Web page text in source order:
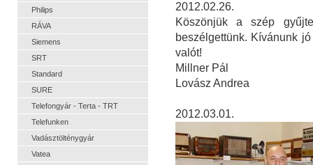
Philips
RÁVA
Siemens
SRT
Standard
SURE
Telefongyár - Terta - TRT
Telefunken
Vadásztölténygyár
Vatea
2012.02.26.
Köszönjük a szép
beszélgettünk. Kívánunk
valót!
Millner Pál
Lovász Andrea
2012.03.01.